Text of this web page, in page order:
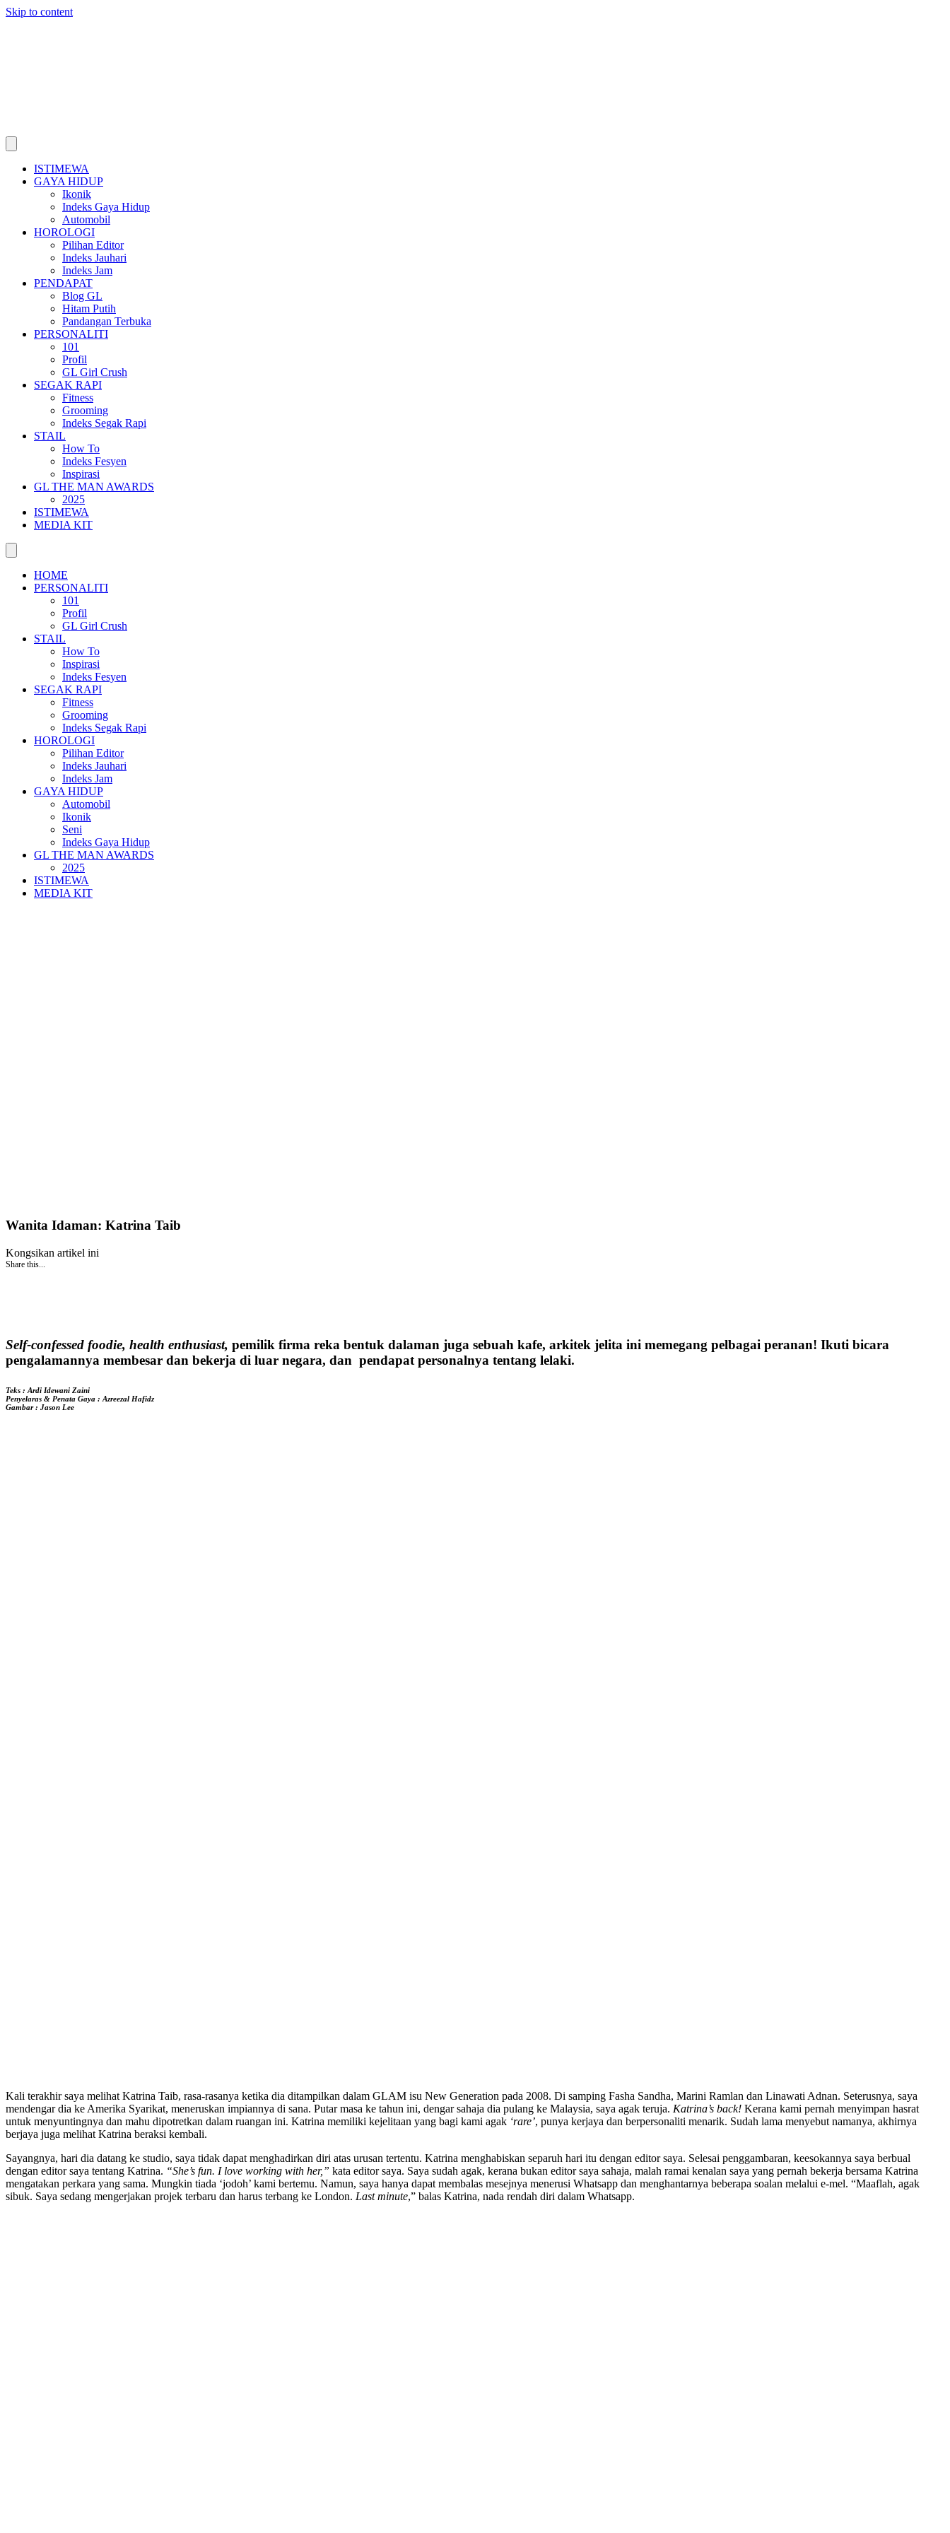
Skip to content
ISTIMEWA
GAYA HIDUP
Ikonik
Indeks Gaya Hidup
Automobil
HOROLOGI
Pilihan Editor
Indeks Jauhari
Indeks Jam
PENDAPAT
Blog GL
Hitam Putih
Pandangan Terbuka
PERSONALITI
101
Profil
GL Girl Crush
SEGAK RAPI
Fitness
Grooming
Indeks Segak Rapi
STAIL
How To
Indeks Fesyen
Inspirasi
GL THE MAN AWARDS
2025
ISTIMEWA
MEDIA KIT
HOME
PERSONALITI
101
Profil
GL Girl Crush
STAIL
How To
Inspirasi
Indeks Fesyen
SEGAK RAPI
Fitness
Grooming
Indeks Segak Rapi
HOROLOGI
Pilihan Editor
Indeks Jauhari
Indeks Jam
GAYA HIDUP
Automobil
Ikonik
Seni
Indeks Gaya Hidup
GL THE MAN AWARDS
2025
ISTIMEWA
MEDIA KIT
Wanita Idaman: Katrina Taib
Kongsikan artikel ini
Share this...
Self-confessed foodie, health enthusiast, pemilik firma reka bentuk dalaman juga sebuah kafe, arkitek jelita ini memegang pelbagai peranan! Ikuti bicara
pengalamannya membesar dan bekerja di luar negara, dan pendapat personalnya tentang lelaki.
Teks : Ardi Idewani Zaini
Penyelaras & Penata Gaya : Azreezal Hafidz
Gambar : Jason Lee
Kali terakhir saya melihat Katrina Taib, rasa-rasanya ketika dia ditampilkan dalam GLAM isu New Generation pada 2008. Di samping Fasha Sandha, Marini Ramlan dan Linawati Adnan. Seterusnya, saya
mendengar dia ke Amerika Syarikat, meneruskan impiannya di sana. Putar masa ke tahun ini, dengar sahaja dia pulang ke Malaysia, saya agak teruja. Katrina’s back! Kerana kami pernah menyimpan hasrat
untuk menyuntingnya dan mahu dipotretkan dalam ruangan ini. Katrina memiliki kejelitaan yang bagi kami agak ‘rare’, punya kerjaya dan berpersonaliti menarik. Sudah lama menyebut namanya, akhirnya
berjaya juga melihat Katrina beraksi kembali.
Sayangnya, hari dia datang ke studio, saya tidak dapat menghadirkan diri atas urusan tertentu. Katrina menghabiskan separuh hari itu dengan editor saya. Selesai penggambaran, keesokannya saya berbual
dengan editor saya tentang Katrina. “She’s fun. I love working with her,” kata editor saya. Saya sudah agak, kerana bukan editor saya sahaja, malah ramai kenalan saya yang pernah bekerja bersama Katrina
mengatakan perkara yang sama. Mungkin tiada ‘jodoh’ kami bertemu. Namun, saya hanya dapat membalas mesejnya menerusi Whatsapp dan menghantarnya beberapa soalan melalui e-mel. “Maaflah, agak
sibuk. Saya sedang mengerjakan projek terbaru dan harus terbang ke London. Last minute,” balas Katrina, nada rendah diri dalam Whatsapp.